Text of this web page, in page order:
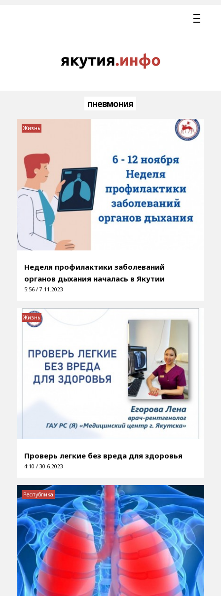
пневмония
Неделя профилактики заболеваний
органов дыхания началась в Якутии
5:56 / 7.11.2023
Жизнь
Проверь легкие без вреда для здоровья
4:10 / 30.6.2023
Жизнь
Республика